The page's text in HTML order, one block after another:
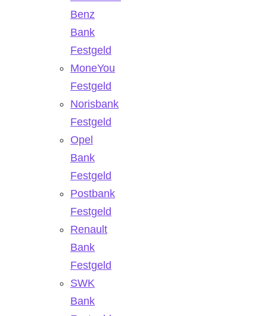
Benz
Bank
Festgeld
MoneYou
Festgeld
Norisbank
Festgeld
Opel
Bank
Festgeld
Postbank
Festgeld
Renault
Bank
Festgeld
SWK
Bank